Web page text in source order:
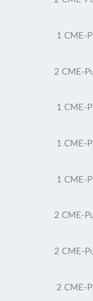
1 CME-
2 CME-
1 CME-
1 CME-
1 CME-
2 CME-
2 CME-
2 CME-